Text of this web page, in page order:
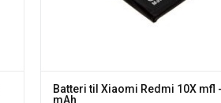
Batteri til Xiaomi Redmi 10X mfl
mAh